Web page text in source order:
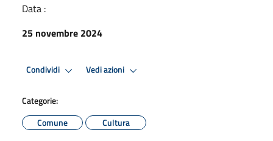
Data :
25 novembre 2024
Condividi Vedi azioni
Categorie:
Comune
Cultura